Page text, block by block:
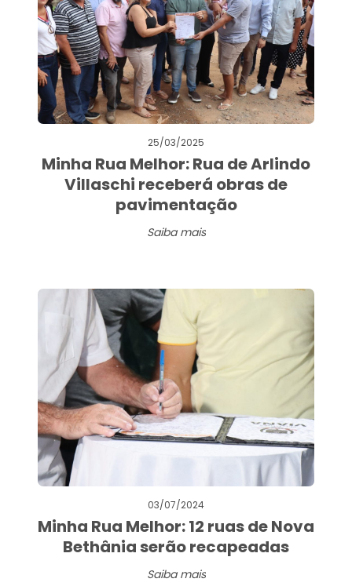
25/03/2025
Minha Rua Melhor: Rua de Arlindo
Villaschi receberá obras de
pavimentação
Saiba mais
03/07/2024
Minha Rua Melhor: 12 ruas de Nova
Bethânia serão recapeadas
Saiba mais